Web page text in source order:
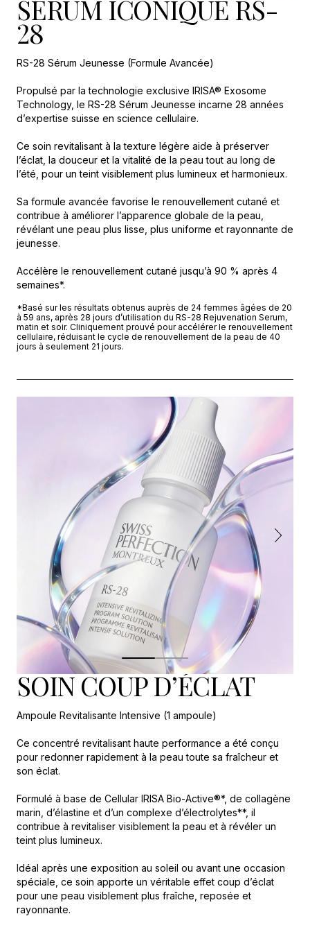
SÉRUM ICONIQUE RS-
28
RS-28 Sérum Jeunesse (Formule Avancée)
Propulsé par la technologie exclusive IRISA® Exosome
Technology, le RS-28 Sérum Jeunesse incarne 28 années
d’expertise suisse en science cellulaire.
Ce soin revitalisant à la texture légère aide à préserver
l’éclat, la douceur et la vitalité de la peau tout au long de
l’été, pour un teint visiblement plus lumineux et harmonieux.
Sa formule avancée favorise le renouvellement cutané et
contribue à améliorer l’apparence globale de la peau,
révélant une peau plus lisse, plus uniforme et rayonnante de
jeunesse.
Accélère le renouvellement cutané jusqu’à 90 % après 4
semaines*.
*Basé sur les résultats obtenus auprès de 24 femmes âgées de 20
à 59 ans, après 28 jours d’utilisation du RS-28 Rejuvenation Serum,
matin et soir. Cliniquement prouvé pour accélérer le renouvellement
cellulaire, réduisant le cycle de renouvellement de la peau de 40
jours à seulement 21 jours.
SOIN COUP D’ÉCLAT
Ampoule Revitalisante Intensive (1 ampoule)
Ce concentré revitalisant haute performance a été conçu
pour redonner rapidement à la peau toute sa fraîcheur et
son éclat.
Formulé à base de Cellular IRISA Bio-Active®*, de collagène
marin, d’élastine et d’un complexe d’électrolytes**, il
contribue à revitaliser visiblement la peau et à révéler un
teint plus lumineux.
Idéal après une exposition au soleil ou avant une occasion
spéciale, ce soin apporte un véritable effet coup d’éclat
pour une peau visiblement plus fraîche, reposée et
rayonnante.